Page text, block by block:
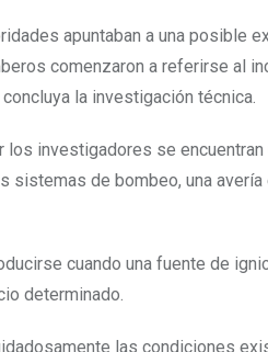
apuntaban a una posible
comenzaron a referirse al
la investigación técnica.
investigadores se
sistemas de bombeo, una
cuando una fuente de
determinado.
las condiciones